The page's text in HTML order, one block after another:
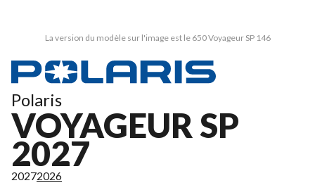
La version du modèle sur l'image est le 650 Voyageur SP 146
Polaris
VOYAGEUR SP
2027
20272026